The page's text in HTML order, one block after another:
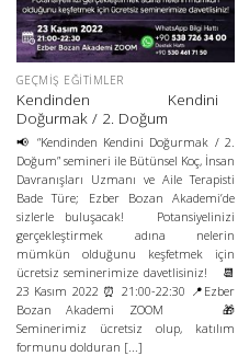
GEÇMIŞ EĞITIMLER
Kendinden Kendini
Doğurmak / 2. Doğum
📢 “Kendinden Kendini Doğurmak / 2.
Doğum” semineri ile Bütünsel Koç, İnsan
Davranışları Uzmanı ve Aile Terapisti
Bade Türe; Ezber Bozan Akademi’de
sizlerle buluşacak! Potansiyelinizi
gerçekleştirmek adına nelerin
mümkün olduğunu keşfetmek için
ücretsiz seminerimize davetlisiniz! 📆
23 Kasım 2022 ⏰ 21:00-22:30 📍Ezber
Bozan Akademi ZOOM 🎁
Seminerimiz ücretsiz olup, katılım
formunu dolduran [...]